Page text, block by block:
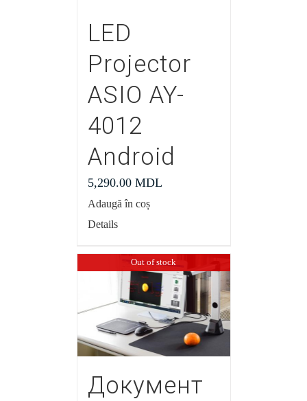
LED
Projector
ASIO AY-
4012
Android
5,290.00 MDL
Adaugă în coș
Details
Out of stock
Документ